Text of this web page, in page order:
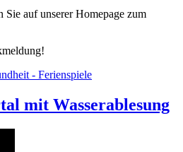
auf unserer Homepage zum
- Ferienspiele
mit Wasserablesung